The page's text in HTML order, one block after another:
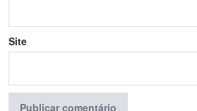
Site